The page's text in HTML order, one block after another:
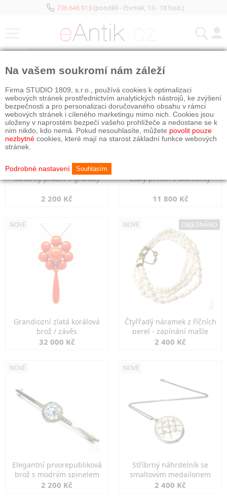
736 646 913(pondělí - čtvrtek, 13 - 18 hod.)
Stříbrný prsten s granáty
2 200 Kč
Zlatý prsten s diamanty
11 800 Kč
NOVÉ
Grandiozní zlatá korálová
brož / závěs
32 000 Kč
NOVÉ OBJEDNÁNO
Čtyřřadý náramek z říčních
perel - zapínání mašle
2 400 Kč
NOVÉ
Elegantní prvorepubliková
brož s modrým spinelem
2 200 Kč
NOVÉ
Stříbrný náhrdelník se
smaltovým medailonem
2 400 Kč
Na vašem soukromí nám záleží
Firma STUDIO 1809, s.r.o., používá cookies k optimalizaci
webových stránek prostřednictvím analytických nástrojů, ke zvýšení
bezpečnosti a pro personalizaci doručovaného obsahu v rámci
webových stránek i cíleného marketingu mimo nich. Cookies jsou
uloženy v naprostém bezpečí vašeho prohlížeče a nedostane se k
nim nikdo, kdo nemá. Pokud nesouhlasíte, můžete povolit pouze
nezbytné cookies, které mají na starost základní funkce webových
stránek.
Podrobné nastavení Souhlasím